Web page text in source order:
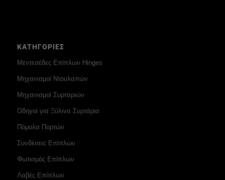
ΚΑΤΗΓΟΡΙΕΣ
Μεντεσέδες Επίπλων Hinges
Μηχανισμοί Ντουλαπών
Μηχανισμοί Συρταριών
Οδηγοί για Ξύλινα Συρτάρια
Πόμολα Πορτών
Συνδέσεις Επίπλων
Φωτισμός Επίπλων
Λαβές Επίπλων